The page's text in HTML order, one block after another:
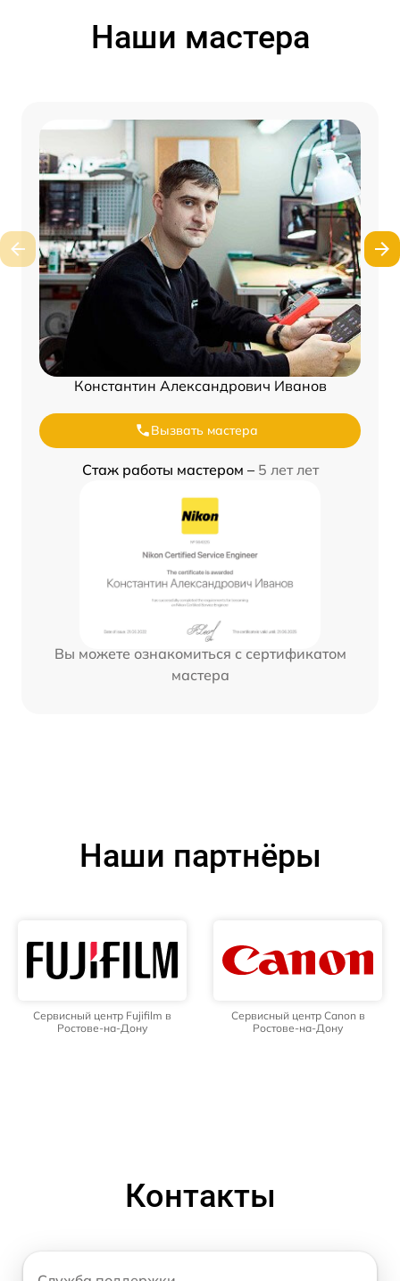
Наши мастера
Константин Александрович Иванов
Вызвать мастера
Стаж работы мастером – 5 лет лет
Вы можете ознакомиться с сертификатом
мастера
Наши партнёры
Сервисный центр Fujifilm в
Ростове-на-Дону
Сервисный центр Canon в
Ростове-на-Дону
Контакты